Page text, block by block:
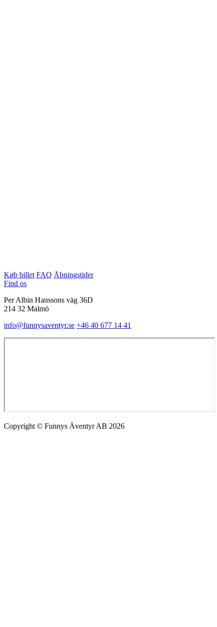
Køb billet FAQ Åbningstider
Find os
Per Albin Hanssons väg 36D
214 32 Malmö
info@funnysaventyr.se +46 40 677 14 41
Copyright © Funnys Äventyr AB 2026